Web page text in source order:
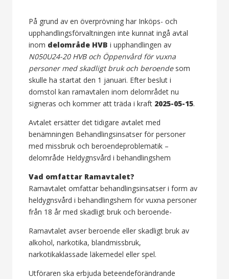
På grund av en överprövning har Inköps- och
upphandlingsförvaltningen inte kunnat ingå avtal
inom delområde HVB i upphandlingen av
N050U24-20 HVB och Öppenvård för vuxna
personer med skadligt bruk och beroendesom
skulle ha startat den 1 januari. Efter beslut i
domstol kan ramavtalen inom delområdet nu
signeras och kommer att träda i kraft 2025-05-15.
Avtalet ersätter det tidigare avtalet med
benämningen Behandlingsinsatser för personer
med missbruk och beroendeproblematik –
delområde Heldygnsvård i behandlingshem
Vad omfattar Ramavtalet?
Ramavtalet omfattar behandlingsinsatser i form av
heldygnsvård i behandlingshem för vuxna personer
från 18 år med skadligt bruk och beroende-
Ramavtalet avser beroende eller skadligt bruk av
alkohol, narkotika, blandmissbruk,
narkotikaklassade läkemedel eller spel.
Utföraren ska erbjuda beteendeförändrande